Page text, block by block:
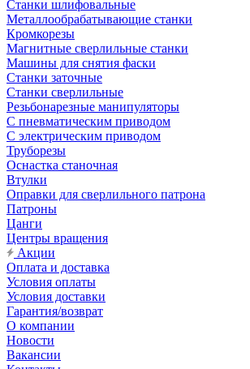
Станки шлифовальные
Металлообрабатывающие станки
Кромкорезы
Магнитные сверлильные станки
Машины для снятия фаски
Станки заточные
Станки сверлильные
Резьбонарезные манипуляторы
С пневматическим приводом
С электрическим приводом
Труборезы
Оснастка станочная
Втулки
Оправки для сверлильного патрона
Патроны
Цанги
Центры вращения
Акции
Оплата и доставка
Условия оплаты
Условия доставки
Гарантия/возврат
О компании
Новости
Вакансии